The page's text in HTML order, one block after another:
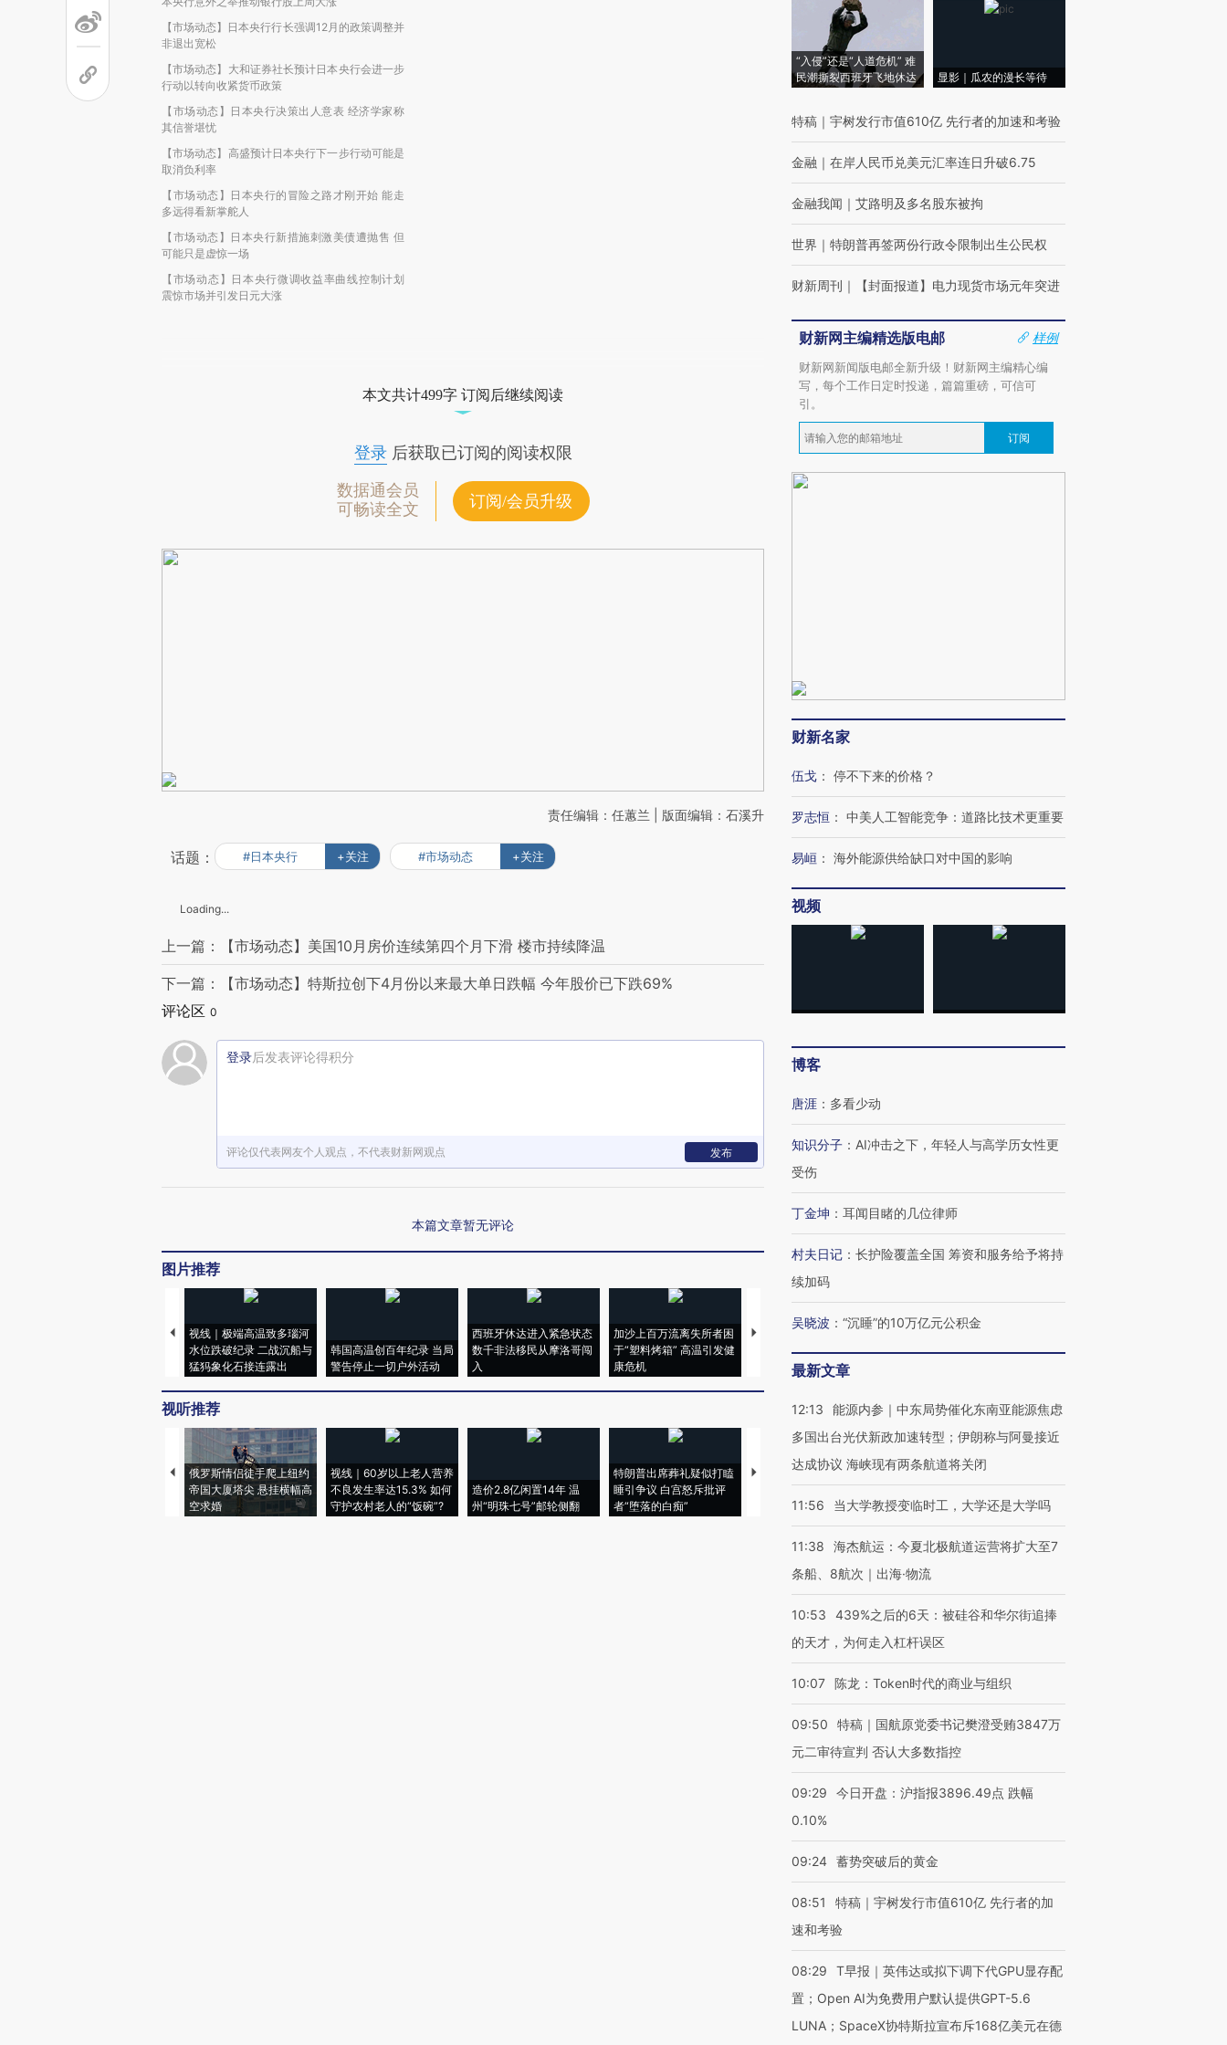
【市场动态】日本央行行长强调12月的政策调整并
非退出宽松
【市场动态】大和证券社长预计日本央行会进一步
行动以转向收紧货币政策
【市场动态】日本央行决策出人意表 经济学家称
其信誉堪忧
【市场动态】高盛预计日本央行下一步行动可能是
取消负利率
【市场动态】日本央行的冒险之路才刚开始 能走
多远得看新掌舵人
【市场动态】日本央行新措施刺激美债遭抛售 但
可能只是虚惊一场
【市场动态】日本央行微调收益率曲线控制计划
震惊市场并引发日元大涨
本文共计499字 订阅后继续阅读
登录后获取已订阅的阅读权限
数据通会员
可畅读全文
订阅/会员升级
责任编辑：任蕙兰 | 版面编辑：石溪升
话题： #日本央行 +关注 #市场动态 +关注
Loading...
上一篇：【市场动态】美国10月房价连续第四个月下滑 楼市持续降温
下一篇：【市场动态】特斯拉创下4月份以来最大单日跌幅 今年股价已下跌69%
评论区 0
登录后发表评论得积分
评论仅代表网友个人观点，不代表财新网观点 发布
本篇文章暂无评论
图片推荐
视线｜极端高温致多瑙河
水位跌破纪录 二战沉船与
猛犸象化石接连露出
韩国高温创百年纪录 当局
警告停止一切户外活动
西班牙休达进入紧急状态
数千非法移民从摩洛哥闯
入
加沙上百万流离失所者困
于“塑料烤箱” 高温引发健
康危机
视线｜HYROX的吸金
术：是什么让中产们甘
心“花钱找虐”？
马航飞行员跨国走私7万
粒摇头丸 尿检体内含3种
度Z世代 用街头抗争将教
视听推荐
俄罗斯情侣徒手爬上纽约
帝国大厦塔尖 悬挂横幅高
空求婚
视线｜60岁以上老人营养
不良发生率达15.3% 如何
守护农村老人的“饭碗”?
造价2.8亿闲置14年 温
州“明珠七号”邮轮侧翻
特朗普出席葬礼疑似打瞌
睡引争议 白宫怒斥批评
者“堕落的白痴”
视线｜全球最热百城独占
97个 印度如何熬过48°C
38岁梅西上演帽子戏法
阿根廷3-0阿尔及利亚
围棋失利的邓煜 两位菲尔
兹奖得主的“非天才”拼图
“入侵”还是“人道危机” 难
民潮撕裂西班牙飞地休达
显影｜瓜农的漫长等待
特稿 ｜ 宇树发行市值610亿 先行者的加速和考验
金融 ｜ 在岸人民币兑美元汇率连日升破6.75
金融我闻 ｜ 艾路明及多名股东被拘
世界 ｜ 特朗普再签两份行政令限制出生公民权
财新周刊 ｜ 【封面报道】电力现货市场元年突进
财新网主编精选版电邮
样例
财新网新闻版电邮全新升级！财新网主编精心编
写，每个工作日定时投递，篇篇重磅，可信可
引。
订阅
财新名家
伍戈 ： 停不下来的价格？
罗志恒 ： 中美人工智能竞争：道路比技术更重要
易峘 ： 海外能源供给缺口对中国的影响
视频
博客
唐涯 ： 多看少动
知识分子 ： AI冲击之下，年轻人与高学历女性更
受伤
丁金坤 ： 耳闻目睹的几位律师
村夫日记 ： 长护险覆盖全国 筹资和服务给予将持
续加码
吴晓波 ： “沉睡”的10万亿元公积金
最新文章
12:13
能源内参｜中东局势催化东南亚能源焦虑
多国出台光伏新政加速转型；伊朗称与阿曼接近
达成协议 海峡现有两条航道将关闭
11:56 当大学教授变临时工，大学还是大学吗
11:38
海杰航运：今夏北极航道运营将扩大至7
条船、8航次｜出海·物流
10:53
439%之后的6天：被硅谷和华尔街追捧
的天才，为何走入杠杆误区
10:07 陈龙：Token时代的商业与组织
09:50
特稿｜国航原党委书记樊澄受贿3847万
元二审待宣判 否认大多数指控
09:29
今日开盘：沪指报3896.49点 跌幅
0.10%
09:24 蓄势突破后的黄金
08:51
特稿｜宇树发行市值610亿 先行者的加
速和考验
08:29
T早报｜英伟达或拟下调下代GPU显存配
置；Open AI为免费用户默认提供GPT-5.6
LUNA；SpaceX协特斯拉宣布斥168亿美元在德